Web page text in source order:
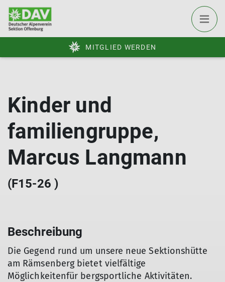
MITGLIED WERDEN
Kinder und
familiengruppe,
Marcus Langmann
(F15-26 )
Beschreibung
Die Gegend rund um unsere neue Sektionshütte
am Rämsenberg bietet vielfältige
Möglichkeitenfür bergsportliche Aktivitäten.